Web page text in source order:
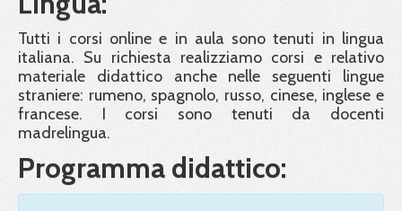
Tutti i corsi online e in aula sono tenuti in lingua
italiana. Su richiesta realizziamo corsi e relativo
materiale didattico anche nelle seguenti lingue
straniere: rumeno, spagnolo, russo, cinese, inglese e
francese. I corsi sono tenuti da docenti
madrelingua.
Programma didattico: